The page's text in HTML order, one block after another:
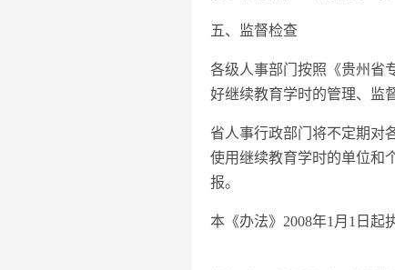
五、监督检查
各级人事部门按照《贵州省
好继续教育学时的管理、监
省人事行政部门将不定期对
使用继续教育学时的单位和
报。
本《办法》2008年1月1日起